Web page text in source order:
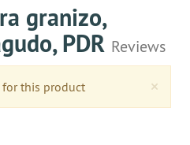
granizo,
PDR Reviews
×
for this product